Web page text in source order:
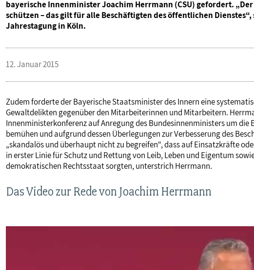
bayerische Innenminister Joachim Herrmann (CSU) gefordert.
schützen – das gilt für alle Beschäftigten des öffentlichen
Jahrestagung in Köln.
12. Januar 2015
Zudem forderte der Bayerische Staatsminister des Innern eine
Gewaltdelikten gegenüber den Mitarbeiterinnen und Mitarbeitern.
Innenministerkonferenz auf Anregung des Bundesinnenministers um die
bemühen und aufgrund dessen Überlegungen zur Verbesserung des
„skandalös und überhaupt nicht zu begreifen“, dass auf Einsatzkräfte
in erster Linie für Schutz und Rettung von Leib, Leben und Eigentum
demokratischen Rechtsstaat sorgten, unterstrich Herrmann.
Das Video zur Rede von Joachim Herrmann